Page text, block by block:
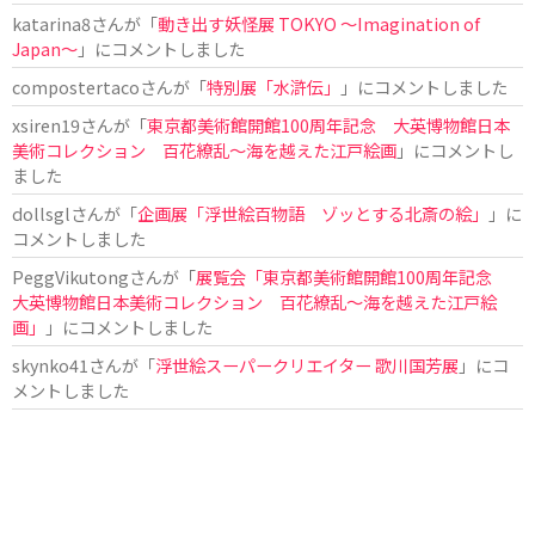
katarina8さんが「動き出す妖怪展 TOKYO 〜Imagination of
Japan〜」にコメントしました
compostertacoさんが「特別展「水滸伝」
」にコメントしました
xsiren19さんが「東京都美術館開館100周年記念 大英博物館日本
美術コレクション 百花繚乱～海を越えた江戸絵画」にコメントし
ました
dollsglさんが「企画展「浮世絵百物語 ゾッとする北斎の絵」
」に
コメントしました
PeggVikutongさんが「展覧会「東京都美術館開館100周年記念
大英博物館日本美術コレクション 百花繚乱〜海を越えた江戸絵
画」
」にコメントしました
skynko41さんが「浮世絵スーパークリエイター 歌川国芳展 」にコ
メントしました